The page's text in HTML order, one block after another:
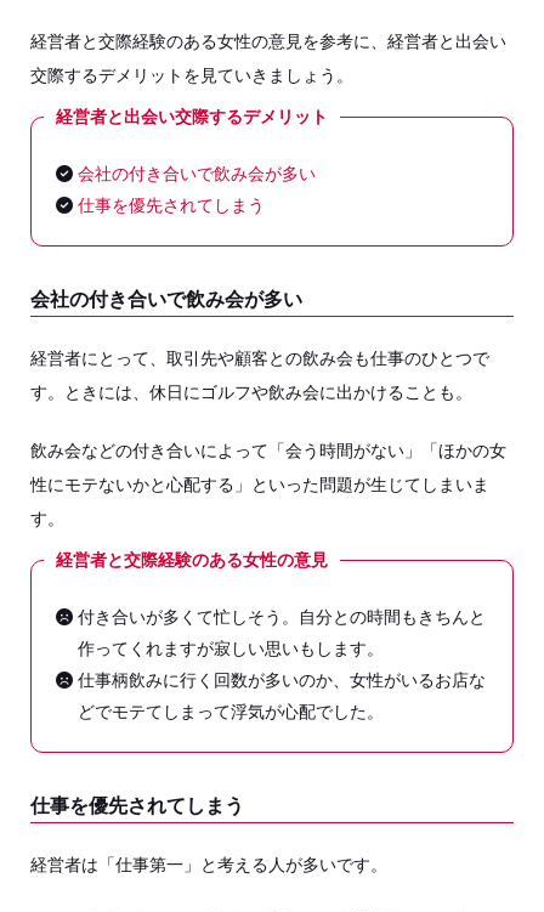
経営者と交際経験のある女性の意見を参考に、経営者と出会い
交際するデメリットを見ていきましょう。
経営者と出会い交際するデメリット
会社の付き合いで飲み会が多い
仕事を優先されてしまう
会社の付き合いで飲み会が多い
経営者にとって、取引先や顧客との飲み会も仕事のひとつで
す。ときには、休日にゴルフや飲み会に出かけることも。
飲み会などの付き合いによって「会う時間がない」「ほかの女
性にモテないかと心配する」といった問題が生じてしまいま
す。
経営者と交際経験のある女性の意見
付き合いが多くて忙しそう。自分との時間もきちんと
作ってくれますが寂しい思いもします。
仕事柄飲みに行く回数が多いのか、女性がいるお店な
どでモテてしまって浮気が心配でした。
仕事を優先されてしまう
経営者は「仕事第一」と考える人が多いです。